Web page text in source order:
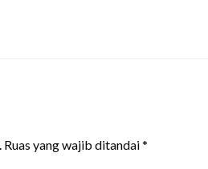
Ruas yang wajib ditandai*